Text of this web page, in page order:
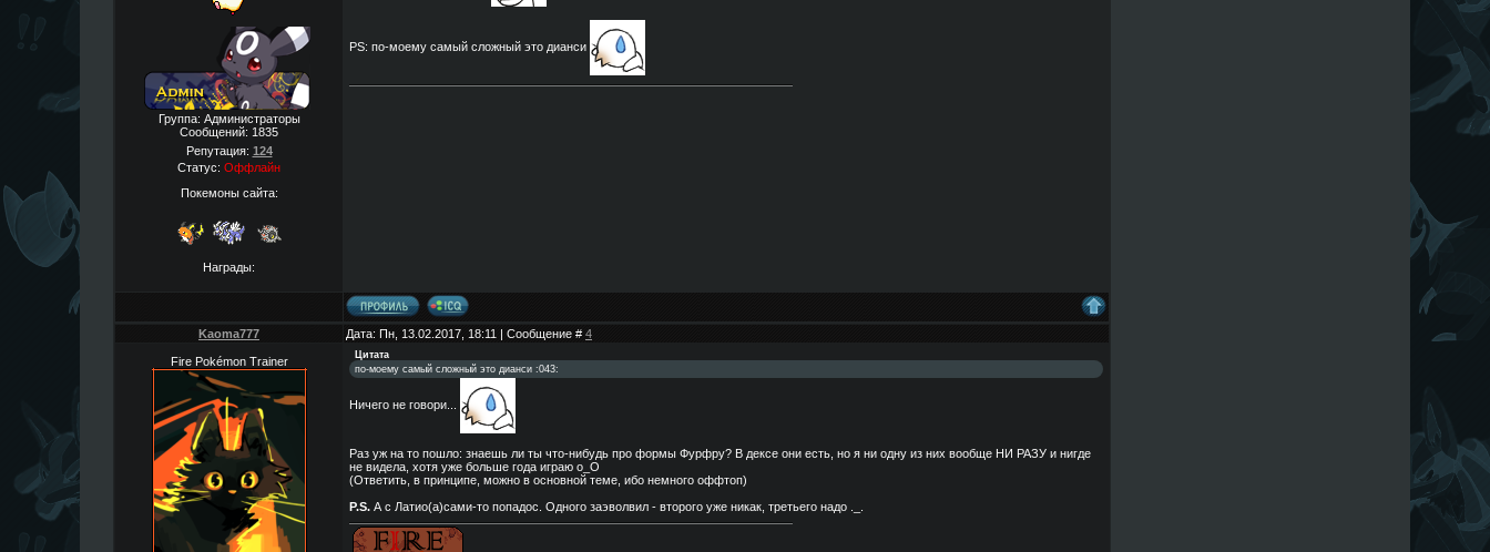
Группа: Администраторы
Сообщений: 1835
Репутация: 124
Статус: Оффлайн
Покемоны сайта:
Награды:
PS: по-моему самый сложный это дианси
Kaoma777 Дата: Пн, 13.02.2017, 18:11 | Сообщение # 4
Fire Pokémon Trainer
Цитата
по-моему самый сложный это дианси :043:
Ничего не говори...
Раз уж на то пошло: знаешь ли ты что-нибудь про формы Фурфру? В дексе они есть, но я ни одну из них вообще НИ РАЗУ и нигде
не видела, хотя уже больше года играю о_О
(Ответить, в принципе, можно в основной теме, ибо немного оффтоп)
P.S. А с Латио(а)сами-то попадос. Одного заэволвил - второго уже никак, третьего надо ._.